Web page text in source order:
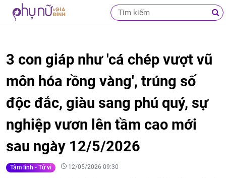
3 con giáp như 'cá chép vượt vũ
môn hóa rồng vàng', trúng số
độc đắc, giàu sang phú quý, sự
nghiệp vươn lên tầm cao mới
sau ngày 12/5/2026
Tâm linh - Tử vi 12/05/2026 09:30